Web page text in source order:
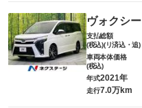
ヴォクシー
支払総額
(税込)(リ済込・追)
車両本体価格
(税込)
年式2021年
走行7.0万km